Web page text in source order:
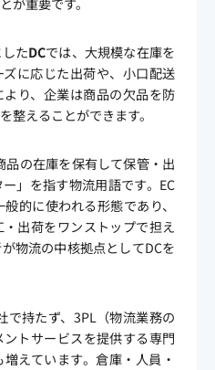
が重要です。
たDCでは、大規模な在庫を
に応じた出荷や、小口配送
り、企業は商品の欠品を防
整えることができます。
品の在庫を保有して保管・出
」を指す物流用語です。EC
的に使われる形態であり、
出荷をワンストップで担え
物流の中核拠点としてDCを
で持たず、3PL（物流業務の
トサービスを提供する専門
えています。倉庫・人員・